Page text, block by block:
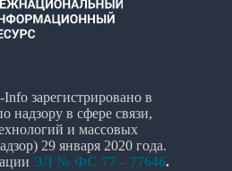
зарегистрировано в
надзору в сфере связи,
и массовых
29 января 2020 года.
ЭЛ № ФС 77 – 77646.